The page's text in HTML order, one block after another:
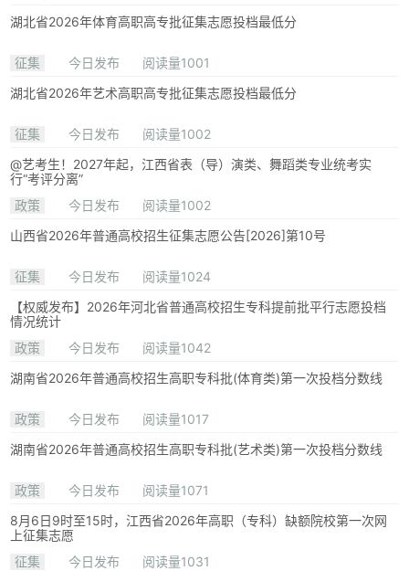
湖北省2026年体育高职高专批征集志愿投档最低分
征集 今日发布
阅读量1001
湖北省2026年艺术高职高专批征集志愿投档最低分
征集 今日发布
阅读量1002
@艺考生！2027年起，江西省表（导）演类、舞蹈类专业统考实
行“考评分离”
政策
今日发布
阅读量1002
山西省2026年普通高校招生征集志愿公告[2026]第10号
征集 今日发布
阅读量1024
【权威发布】2026年河北省普通高校招生专科提前批平行志愿投档
情况统计
政策
今日发布
阅读量1042
湖南省2026年普通高校招生高职专科批(体育类)第一次投档分数线
政策 今日发布
阅读量1017
湖南省2026年普通高校招生高职专科批(艺术类)第一次投档分数线
政策 今日发布
阅读量1071
8月6日9时至15时，江西省2026年高职（专科）缺额院校第一次网
上征集志愿
征集
今日发布
阅读量1031